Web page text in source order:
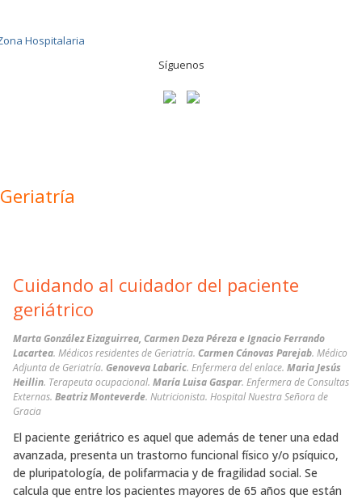
Síguenos
Geriatría
Cuidando al cuidador del paciente
geriátrico
Marta González Eizaguirrea, Carmen Deza Péreza e Ignacio Ferrando
Lacartea. Médicos residentes de Geriatría. Carmen Cánovas Parejab. Médico
Adjunta de Geriatría. Genoveva Labaric. Enfermera del enlace. Maria Jesús
Heillin. Terapeuta ocupacional. María Luisa Gaspar. Enfermera de Consultas
Externas. Beatriz Monteverde. Nutricionista. Hospital Nuestra Señora de
Gracia
El paciente geriátrico es aquel que además de tener una edad
avanzada, presenta un trastorno funcional físico y/o psíquico,
de pluripatología, de polifarmacia y de fragilidad social. Se
calcula que entre los pacientes mayores de 65 años que están